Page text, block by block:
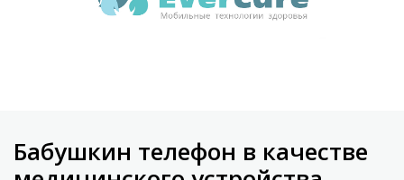
Бабушкин телефон в качестве